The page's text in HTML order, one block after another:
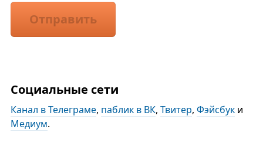
Отправить
Социальные сети
Канал в Телеграме, паблик в ВК, Твитер, Фэйсбуки
Медиум.